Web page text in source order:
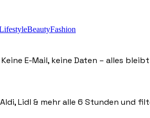
BeautyFashion
E-Mail, keine Daten – alles
Lidl & mehr alle 6 Stunden und